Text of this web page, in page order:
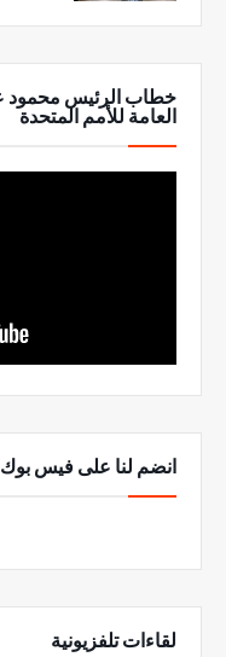
العامة للأمم المتحدة
انضم لنا على فيس بوك
لقاءات تلفزيونية